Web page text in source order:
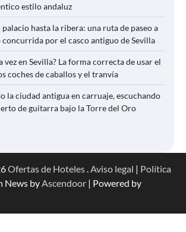
estilo andaluz
palacio hasta la ribera: una ruta de paseo a
concurrida por el casco antiguo de Sevilla
vez en Sevilla? La forma correcta de usar el
coches de caballos y el tranvía
la ciudad antigua en carruaje, escuchando
de guitarra bajo la Torre del Oro
Ofertas de Hoteles.Aviso legal | Política
News byAscendoor | Powered by